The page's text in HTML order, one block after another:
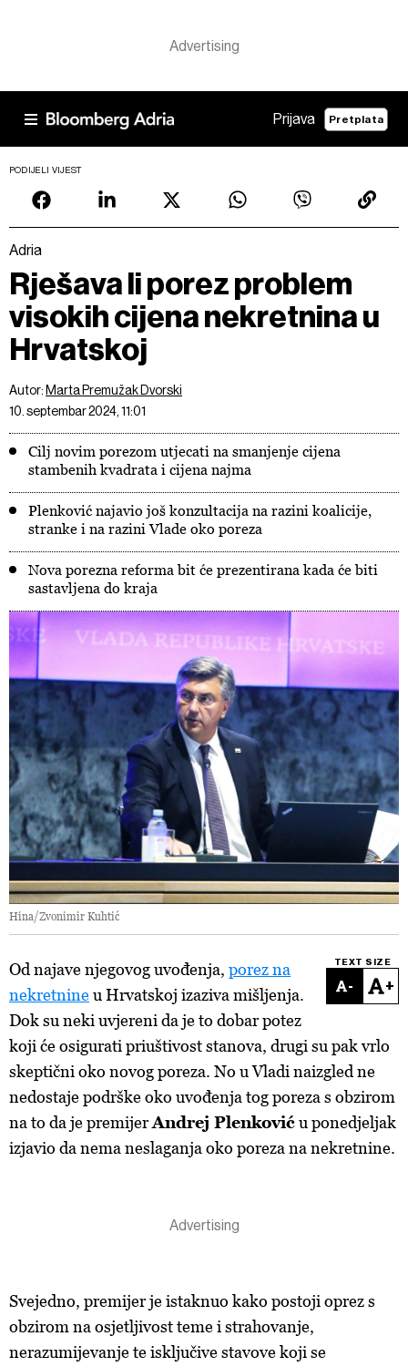
Prijava Pretplata
PODIJELI VIJEST
Adria
Rješava li porez problem
visokih cijena nekretnina u
Hrvatskoj
Autor: Marta Premužak Dvorski
10. septembar 2024, 11:01
Cilj novim porezom utjecati na smanjenje cijena
stambenih kvadrata i cijena najma
Plenković najavio još konzultacija na razini koalicije,
stranke i na razini Vlade oko poreza
Nova porezna reforma bit će prezentirana kada će biti
sastavljena do kraja
Hina/Zvonimir Kuhtić
TEXT SIZE
- +
Od najave njegovog uvođenja, porez na
nekretnineu Hrvatskoj izaziva mišljenja.
Dok su neki uvjereni da je to dobar potez
koji će osigurati priuštivost stanova, drugi su pak vrlo
skeptični oko novog poreza. No u Vladi naizgled ne
nedostaje podrške oko uvođenja tog poreza s obzirom
na to da je premijerAndrej Plenkoviću ponedjeljak
izjavio da nema neslaganja oko poreza na nekretnine.
Svejedno, premijer je istaknuo kako postoji oprez s
obzirom na osjetljivost teme i strahovanje,
nerazumijevanje te isključive stavove koji se